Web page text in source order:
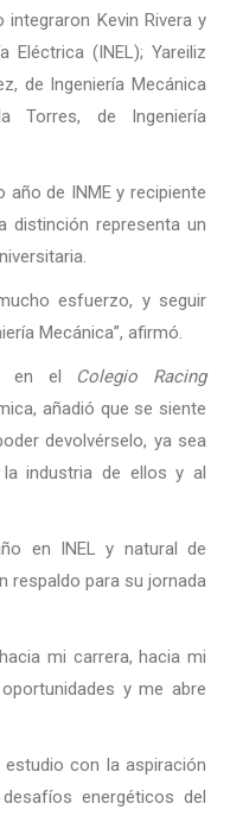
Kevin Rivera y
Eléctrica (INEL); Yareiliz
de Ingeniería Mecánica
Torres, de Ingeniería
año de INME y recipiente
distinción representa un
esfuerzo, y seguir
Mecánica”, afirmó.
en el Colegio Racing
añadió que se siente
devolvérselo, ya sea
industria de ellos y al
en INEL y natural de
respaldo para su jornada
mi carrera, hacia mi
y me abre
con la aspiración
energéticos del